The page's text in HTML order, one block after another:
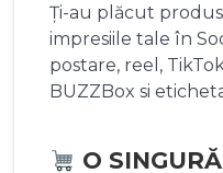
Ți-au plăcut
impresiile tale în
postare, reel,
BUZZBox si
O